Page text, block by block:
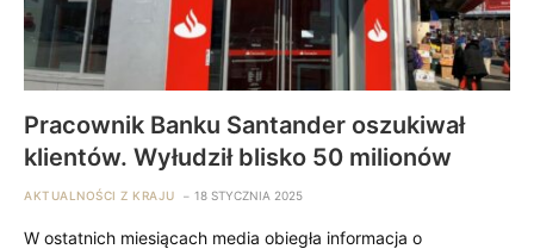
Pracownik Banku Santander oszukiwał
klientów. Wyłudził blisko 50 milionów
AKTUALNOŚCI Z KRAJU 18 STYCZNIA 2025
W ostatnich miesiącach media obiegła informacja o